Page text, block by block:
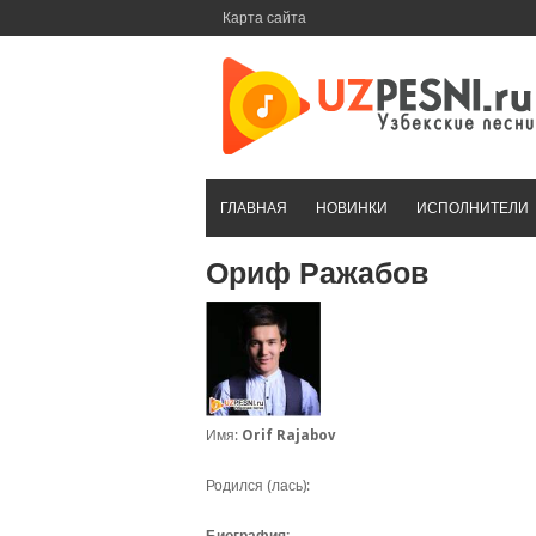
Карта сайта
ГЛАВНАЯ НОВИНКИ ИСПОЛНИТЕЛИ
Ориф Ражабов
Имя: Orif Rajabov
Родился (лась):